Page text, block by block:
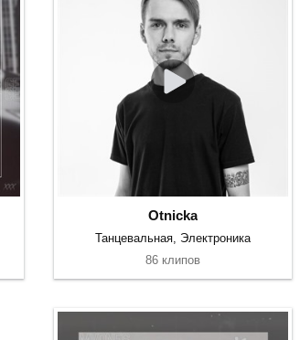
Otnicka
Танцевальная, Электроника
86 клипов